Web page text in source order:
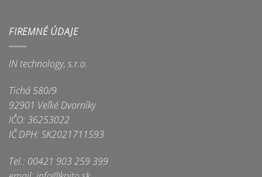
FIREMNÉ ÚDAJE
IN technology, s.r.o.
Tichá 580/9
92901 Veľké Dvorníky
IČO: 36253022
IČ DPH: SK2021711593
Tel.: 00421 903 259 399